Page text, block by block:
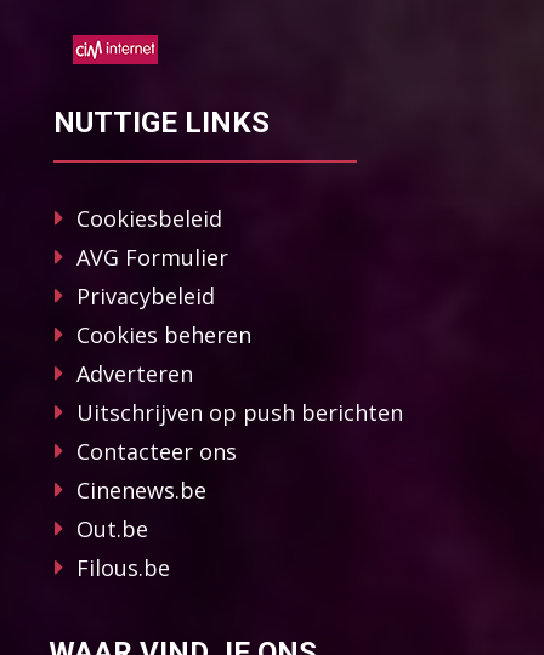
NUTTIGE LINKS
Cookiesbeleid
AVG Formulier
Privacybeleid
Cookies beheren
Adverteren
Uitschrijven op push berichten
Contacteer ons
Cinenews.be
Out.be
Filous.be